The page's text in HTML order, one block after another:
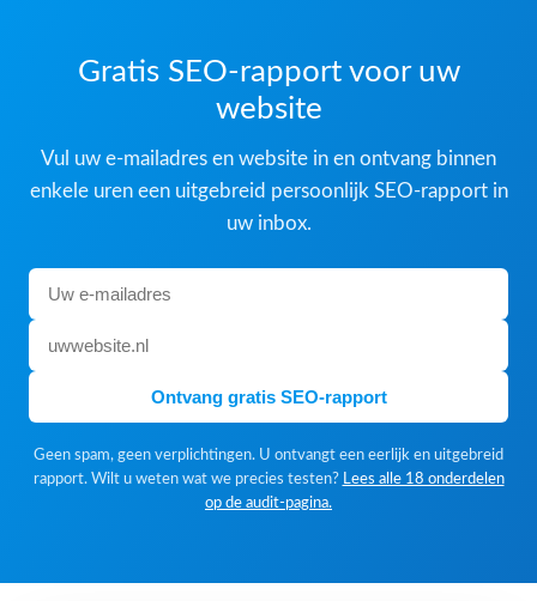
Gratis SEO-rapport voor uw
website
Vul uw e-mailadres en website in en ontvang binnen
enkele uren een uitgebreid persoonlijk SEO-rapport in
uw inbox.
Ontvang gratis SEO-rapport
Geen spam, geen verplichtingen. U ontvangt een eerlijk en uitgebreid
rapport. Wilt u weten wat we precies testen? Lees alle 18 onderdelen
op de audit-pagina.